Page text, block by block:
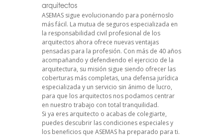
arquitectos
ASEMAS sigue evolucionando para ponérnoslo
más fácil. La mutua de seguros especializada en
la responsabilidad civil profesional de los
arquitectos ahora ofrece nuevas ventajas
pensadas para la profesión. Con más de 40 años
acompañando y defendiendo el ejercicio de la
arquitectura, su misión sigue siendo ofrecer las
coberturas más completas, una defensa jurídica
especializada y un servicio sin ánimo de lucro,
para que los arquitectos nos podamos centrar
en nuestro trabajo con total tranquilidad.
Si ya eres arquitecto o acabas de colegiarte,
puedes descubrir las condiciones especiales y
los beneficios que ASEMAS ha preparado para ti.